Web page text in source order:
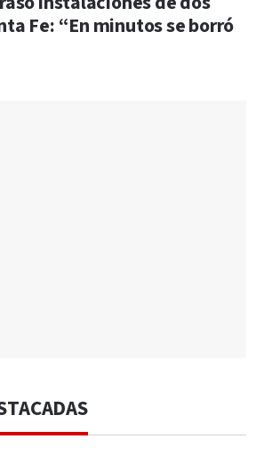
Fe: “En minutos se borró